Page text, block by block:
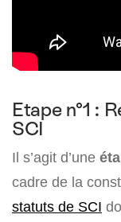
Etape n°1 :
SCI
Il s’agit d’une
cadre de la
statuts de SCI